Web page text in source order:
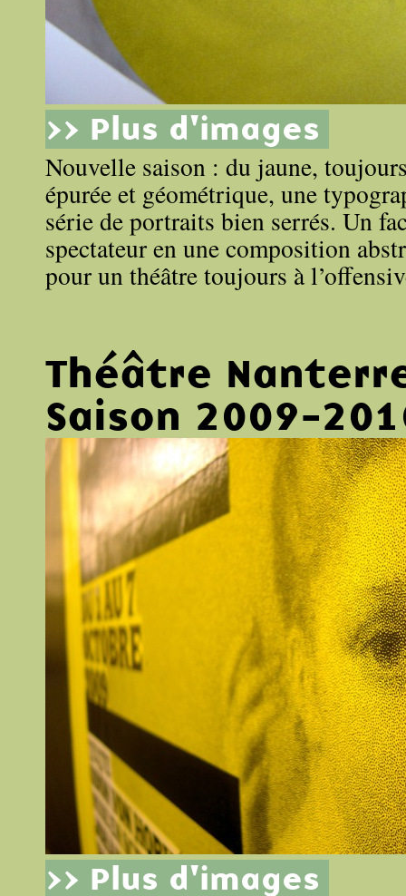
>> Plus d'images
Nouvelle saison : du jaune,
épurée et géométrique, une
série de portraits bien serrés. Un
spectateur en une composition
pour un théâtre toujours à
Théâtre
Saison 2009-
>> Plus d'images